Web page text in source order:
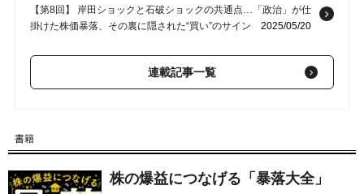
【第8回】 岸田ショックと石破ショックの共通点…「政治」が仕
掛けた株価暴落、その裏に隠された“買い”のサイン 2025/05/20
【第7回】 死亡者数「東日本大震災1.59万人」、「コロナ10万
人」…未曽有の災害の数字が示す“本当に恐ろしい事実”
2025/05/19
3,207店舗」の閉店。えぐるようにいまだ残るコロナの“深い爪
痕”2025/05/18
【第4回】 リーマンショックから16年、株価が最大100倍以上に
連載記事一覧
書籍
株の爆益につなげる「暴落大全」